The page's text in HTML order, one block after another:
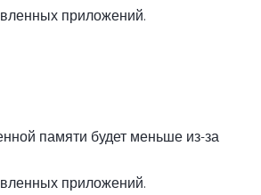
приложений.
памяти будет меньше из-за
приложений.